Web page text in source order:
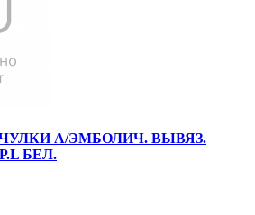
А/ЭМБОЛИЧ. ВЫВЯЗ.
БЕЛ.